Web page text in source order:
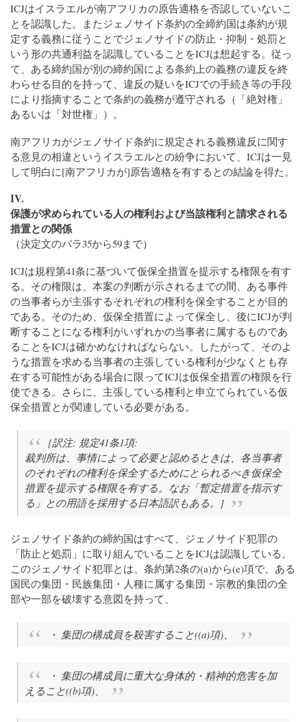
ICJはイスラエルが南アフリカの原告適格を否認していないこ
とを認識した。またジェノサイド条約の全締約国は条約が規
定する義務に従うことでジェノサイドの防止・抑制・処罰と
いう形の共通利益を認識していることをICJは想起する。従っ
て、ある締約国が別の締約国による条約上の義務の違反を終
わらせる目的を持って、違反の疑いをICJでの手続き等の手段
により指摘することで条約の義務が遵守される（「絶対権」
あるいは「対世権」）。
南アフリカがジェノサイド条約に規定される義務違反に関す
る意見の相違というイスラエルとの紛争において、ICJは一見
して明白に[南アフリカが]原告適格を有するとの結論を得た。
IV.
保護が求められている人の権利および当該権利と請求される
措置との関係
（決定文のパラ35から59まで）
ICJは規程第41条に基づいて仮保全措置を提示する権限を有す
る。その権限は、本案の判断が示されるまでの間、ある事件
の当事者らが主張するそれぞれの権利を保全することが目的
である。そのため、仮保全措置によって保全し、後にICJが判
断することになる権利がいずれかの当事者に属するものであ
ることをICJは確かめなければならない。したがって、そのよ
うな措置を求める当事者の主張している権利が少なくとも存
在する可能性がある場合に限ってICJは仮保全措置の権限を行
使できる。さらに、主張している権利と申立てられている仮
保全措置とが関連している必要がある。
[訳注: 規定41条1項:
裁判所は、事情によって必要と認めるときは、各当事者
のそれぞれの権利を保全するためにとられるべき仮保全
措置を提示する権限を有する。なお「暫定措置を指示す
る」との用語を採用する日本語訳もある。]
ジェノサイド条約の締約国はすべて、ジェノサイド犯罪の
「防止と処罰」に取り組んでいることをICJは認識している。
このジェノサイド犯罪とは、条約第2条の(a)から(e)項で、ある
国民の集団・民族集団・人種に属する集団・宗教的集団の全
部や一部を破壊する意図を持って、
・ 集団の構成員を殺害すること((a)項)、
・ 集団の構成員に重大な身体的・精神的危害を加
えること((b)項)、